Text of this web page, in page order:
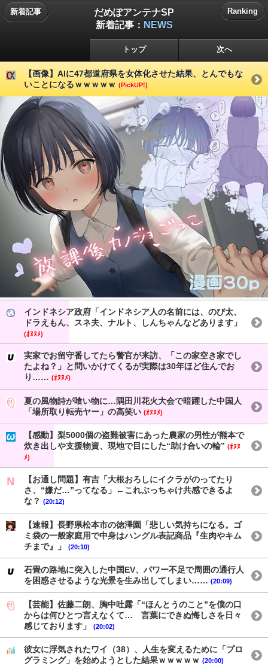
新着記事
だめぽアンテナSP
新着記事： NEWS
Ranking
トップ 次へ
【画像】AIに47都道府県を女体化させた結果、とんでもな
いことになるｗｗｗｗｗ (PickUP!)
インドネシア政府「インドネシア人の名前には、のび太、
ドラえもん、スネ夫、ナルト、しんちゃんなどあります」
(ｵﾇﾇﾒ)
実家でお留守番してたら警官が来訪、「この家空き家でし
たよね？」と問いかけてくるが実際は30年ほど住んでお
り…… (ｵﾇﾇﾒ)
夏の風物詩が喰い物に…隅田川花火大会で暗躍した中国人
「場所取り転売ヤー」の高笑い (ｵﾇﾇﾒ)
【感動】梨5000個の盗難被害にあった農家の男性が熊本で
炊き出しや支援物資、現地で目にした“助け合いの輪” (ｵﾇﾇ
ﾒ)
【お通し問題】有吉「大根おろしにイクラがのってたり
さ、“嫌だ…”ってなる」←これぶっちゃけ共感できるよ
な？ (20:12)
【速報】長野県松本市の徳澤園「悲しい気持ちになる。ゴ
ミ袋の一般家庭用で中身はハングル表記商品『生肉やキム
チまで』」
(20:10)
石畳の路地に突入した中国EV、パワー不足で周囲の通行人
を困惑させるような光景を生み出してしまい…… (20:09)
【芸能】佐藤二朗、胸中吐露「“ほんとうのこと”を僕の口
からは何ひとつ言えなくて… 言葉にできぬ悔しさを日々
感じております」
(20:02)
彼女に浮気されたワイ（38）、人生を変えるために「プロ
グラミング」を始めようとした結果ｗｗｗｗｗ (20:00)